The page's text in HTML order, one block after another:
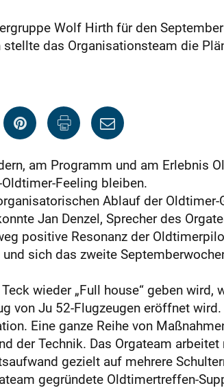
Wolf Hirth für den
das Organisationsteam die
am Programm und am Erlebnis
Feeling bleiben.
Ablauf der Oldtimer-
Jan Denzel, Sprecher des
positive Resonanz der
sich das zweite
wieder „Full house“ geben wird,
von Ju 52-Flugzeugen eröffnet wird.
Eine ganze Reihe von
der Technik. Das Orgateam arbeitet
gezielt auf mehrere
gegründete Oldtimertreffen-